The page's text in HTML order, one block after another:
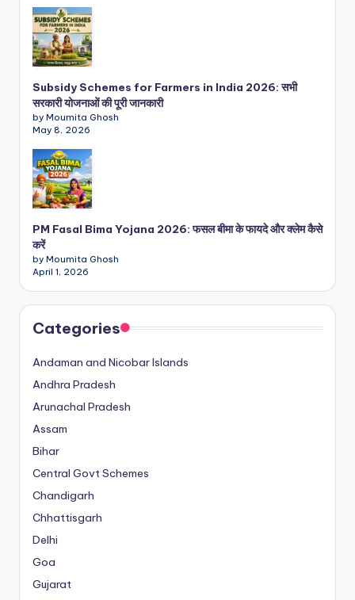
Subsidy Schemes for Farmers in India 2026: सभी
सरकारी योजनाओं की पूरी जानकारी
by Moumita Ghosh
May 8, 2026
PM Fasal Bima Yojana 2026: फसल बीमा के फायदे और क्लेम कैसे
करें
by Moumita Ghosh
April 1, 2026
Categories
Andaman and Nicobar Islands
Andhra Pradesh
Arunachal Pradesh
Assam
Bihar
Central Govt Schemes
Chandigarh
Chhattisgarh
Delhi
Goa
Gujarat